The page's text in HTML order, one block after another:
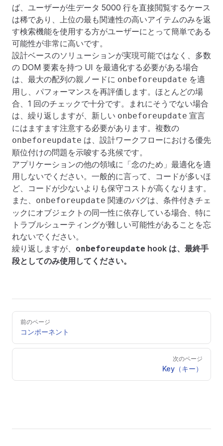
ば、ユーザーが生データ 5000 行を直接閲覧するケース
は稀であり、上位の最も関連性の高いアイテムのみを返
す検索機能を使用する方がユーザーにとって簡単である
可能性が非常に高いです。
設計ベースのソリューションが実現可能ではなく、多数
の DOM 要素を持つ UI を最適化する必要がある場合
は、最大の配列の親ノードに onbeforeupdate を適
用し、パフォーマンスを再評価します。ほとんどの場
合、1 回のチェックで十分です。まれにそうでない場合
は、繰り返しますが、新しい onbeforeupdate 宣言
にはますます注意する必要があります。複数の
onbeforeupdate は、設計ワークフローにおける優先
順位付けの問題を示唆する兆候です。
アプリケーションの他の領域に「念のため」最適化を適
用しないでください。一般的に言って、コードが多いほ
ど、コードが少ないよりも保守コストが高くなります。
また、 onbeforeupdate 関連のバグは、条件付きチェ
ックにオブジェクトの同一性に依存している場合、特に
トラブルシューティングが難しい可能性があることを忘
れないでください。
繰り返しますが、 onbeforeupdate hook は、最終手
段としてのみ使用してください。
Pager
前のページ
コンポーネント
次のページ
Key（キー）